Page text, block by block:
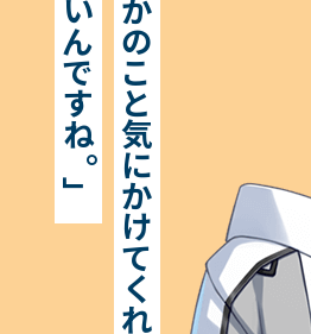
か
の
こ
と
気
に
か
け
て
く
れ
い
ん
で
す
ね
。
」